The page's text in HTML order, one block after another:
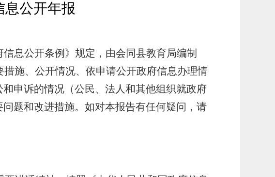
息公开年报
息公开条例》 规定 ，由会同县教育局编制
施、公开情况、依申请公开政府信息办理情
申诉的情况（公民、法人和其他组织就政府
题和改进措施。如对本报告有任何疑问，请